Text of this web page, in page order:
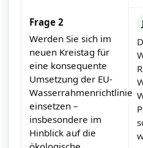
Frage 2
Werden Sie sich im
neuen Kreistag für
eine konsequente
Umsetzung der EU-
Wasserrahmenrichtlinie
einsetzen –
insbesondere im
Hinblick auf die